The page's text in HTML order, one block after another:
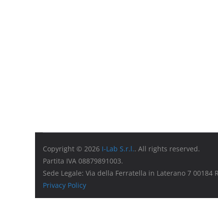
Copyright © 2026 I-Lab S.r.l.. All rights reserved.
Partita IVA 08879891003.
Sede Legale: Via della Ferratella in Laterano 7 00184
Privacy Policy